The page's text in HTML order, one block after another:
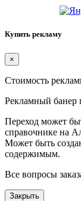
Купить рекламу
×
Стоимость
Рекламный банер
Переход может
справочнике на
Может быть
содержимым.
Все вопросы
Закрыть